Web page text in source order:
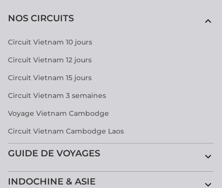
NOS CIRCUITS
Circuit Vietnam 10 jours
Circuit Vietnam 12 jours
Circuit Vietnam 15 jours
Circuit Vietnam 3 semaines
Voyage Vietnam Cambodge
Circuit Vietnam Cambodge Laos
GUIDE DE VOYAGES
INDOCHINE & ASIE